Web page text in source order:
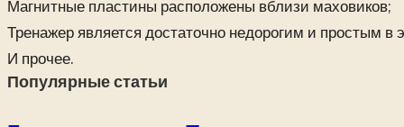
Магнитные пластины расположены вблизи маховиков;
Тренажер является достаточно недорогим и простым в
И прочее.
Популярные статьи